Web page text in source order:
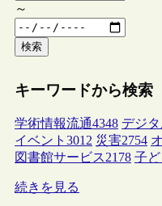
～
検索
キーワードから検索
学術情報流通4348 デジ
イベント 3012 災害2754
図書館サービス2178 子ど
続きを見る